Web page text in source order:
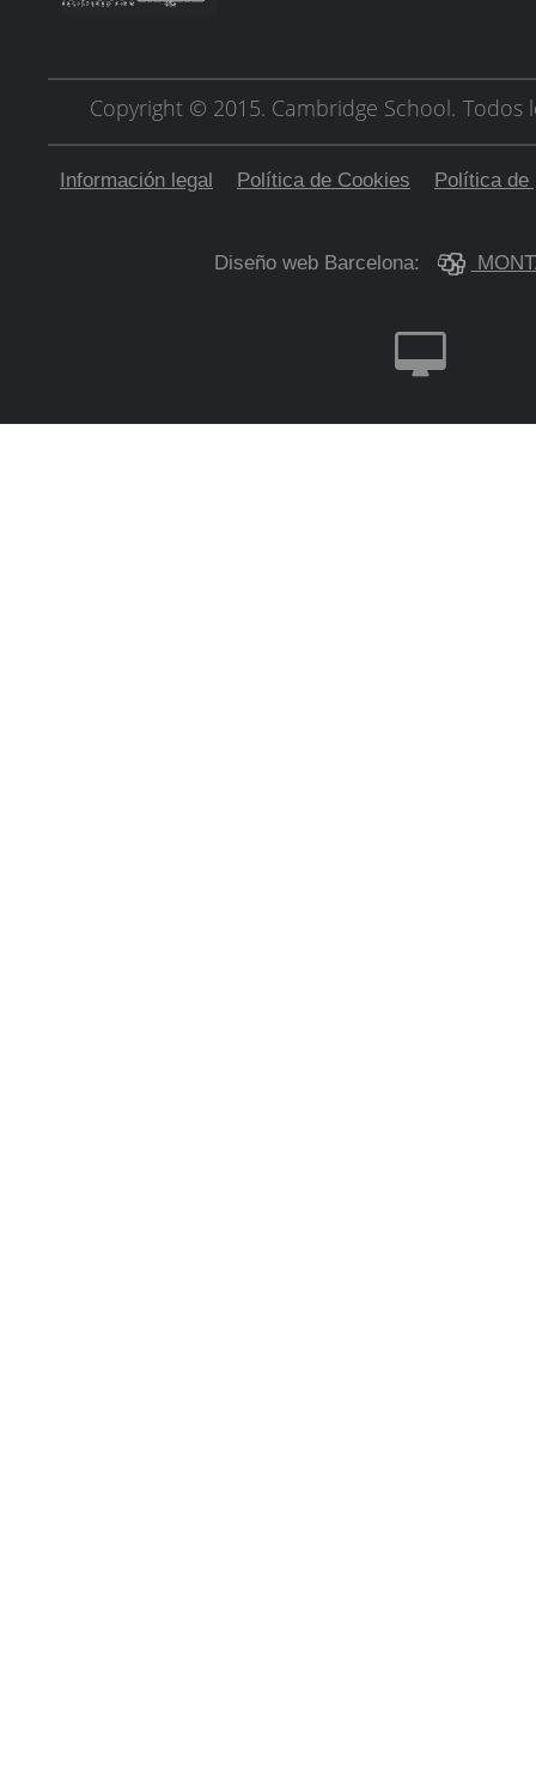
Copyright © 2015. Cambridge School. Todos
Información legal Política de Cookies Política de
Diseño web Barcelona: